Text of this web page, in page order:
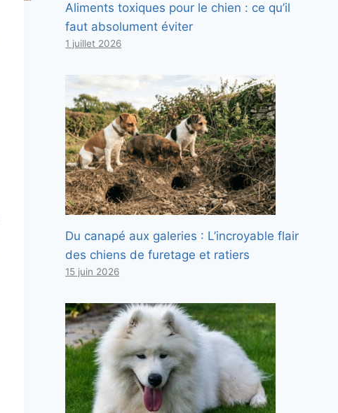
Aliments toxiques pour le chien : ce qu’il
faut absolument éviter
1 juillet 2026
Du canapé aux galeries : L’incroyable flair
des chiens de furetage et ratiers
15 juin 2026